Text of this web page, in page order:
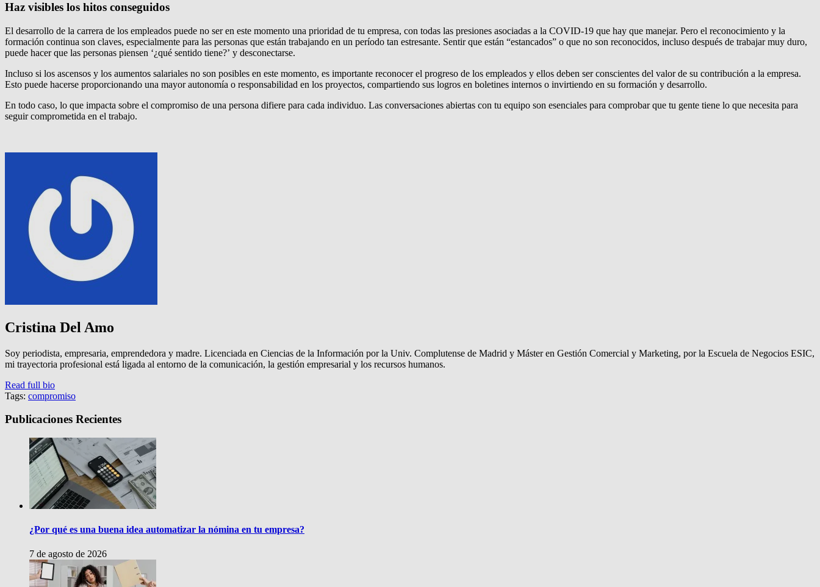
Haz visibles los hitos conseguidos
El desarrollo de la carrera de los empleados puede no ser en este momento una prioridad de tu empresa, con todas las presiones asociadas a la COVID-19 que hay que manejar. Pero el reconocimiento y la
formación continua son claves, especialmente para las personas que están trabajando en un período tan estresante. Sentir que están “estancados” o que no son reconocidos, incluso después de trabajar muy duro,
puede hacer que las personas piensen ‘¿qué sentido tiene?’ y desconectarse.
Incluso si los ascensos y los aumentos salariales no son posibles en este momento, es importante reconocer el progreso de los empleados y ellos deben ser conscientes del valor de su contribución a la empresa.
Esto puede hacerse proporcionando una mayor autonomía o responsabilidad en los proyectos, compartiendo sus logros en boletines internos o invirtiendo en su formación y desarrollo.
En todo caso, lo que impacta sobre el compromiso de una persona difiere para cada individuo. Las conversaciones abiertas con tu equipo son esenciales para comprobar que tu gente tiene lo que necesita para
seguir comprometida en el trabajo.
Cristina Del Amo
Soy periodista, empresaria, emprendedora y madre. Licenciada en Ciencias de la Información por la Univ. Complutense de Madrid y Máster en Gestión Comercial y Marketing, por la Escuela de Negocios ESIC,
mi trayectoria profesional está ligada al entorno de la comunicación, la gestión empresarial y los recursos humanos.
Read full bio
Tags: compromiso
Publicaciones Recientes
¿Por qué es una buena idea automatizar la nómina en tu empresa?
7 de agosto de 2026